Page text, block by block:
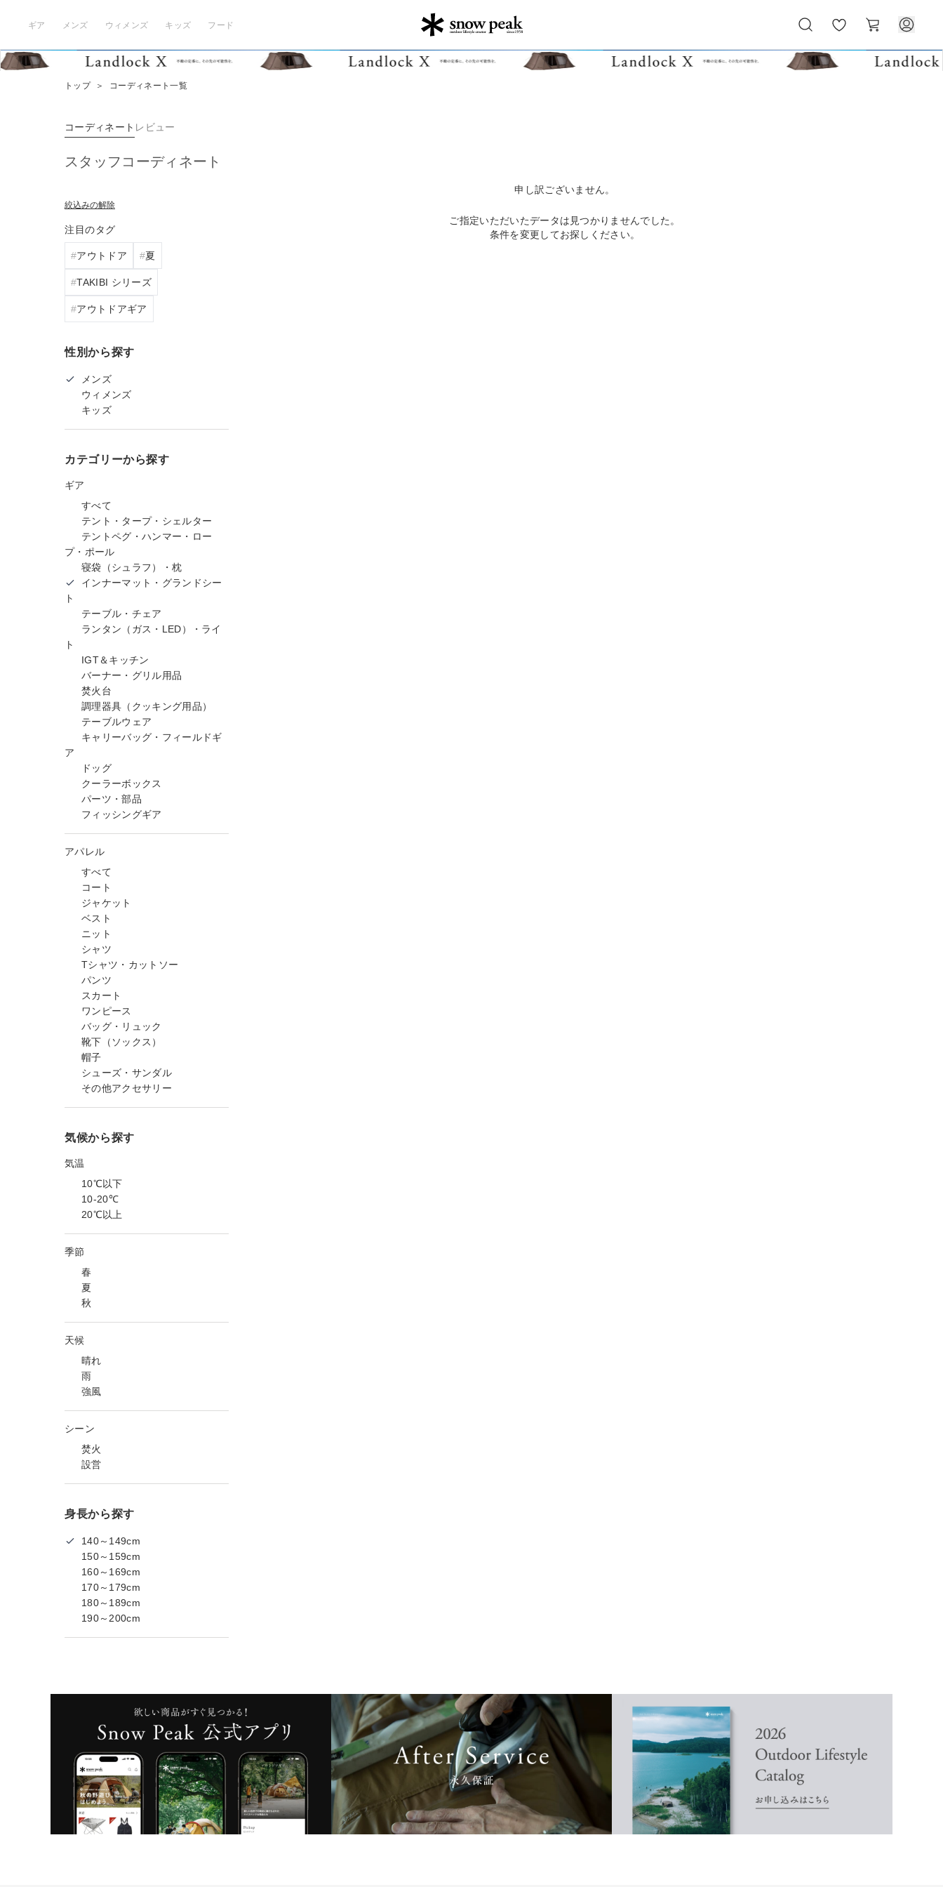
ギア メンズ ウィメンズ キッズ フード
気
に
ー
ト
トップ ＞ コーディネート一覧
コーディネート レビュー
スタッフコーディネート
絞込みの解除
注目のタグ
アウトドア 夏
TAKIBI シリーズ
アウトドアギア
性別から探す
メンズ
ウィメンズ
キッズ
カテゴリーから探す
ギア
すべて
テント・タープ・シェルター
テントペグ・ハンマー・ロー
プ・ポール
寝袋（シュラフ）・枕
インナーマット・グランドシー
ト
テーブル・チェア
ランタン（ガス・LED）・ライ
ト
IGT＆キッチン
バーナー・グリル用品
焚火台
調理器具（クッキング用品）
テーブルウェア
キャリーバッグ・フィールドギ
ア
ドッグ
クーラーボックス
パーツ・部品
フィッシングギア
アパレル
すべて
コート
ジャケット
ベスト
ニット
シャツ
Tシャツ・カットソー
パンツ
スカート
ワンピース
バッグ・リュック
靴下（ソックス）
帽子
シューズ・サンダル
その他アクセサリー
気候から探す
気温
10℃以下
10-20℃
20℃以上
季節
春
夏
秋
天候
晴れ
雨
強風
シーン
焚火
設営
身長から探す
140～149cm
150～159cm
160～169cm
170～179cm
180～189cm
190～200cm
申し訳ございません。
ご指定いただいたデータは見つかりませんでした。
条件を変更してお探しください。